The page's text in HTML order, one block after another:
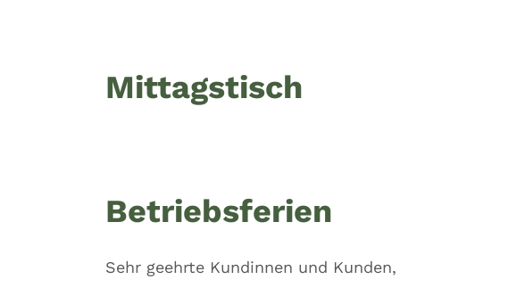
Mittagstisch
Betriebsferien
Sehr geehrte Kundinnen und Kunden,